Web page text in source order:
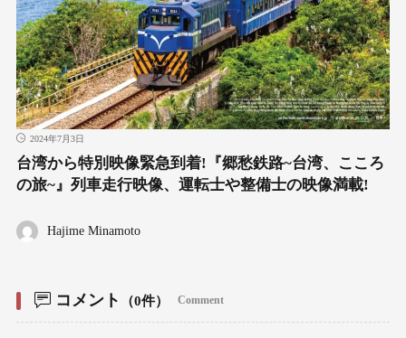
2024年7月3日
台湾から特別映像緊急到着!『郷愁鉄路~台湾、こころ
の旅~』列車走行映像、運転士や整備士の映像満載!
Hajime Minamoto
コメント （0件） Comment